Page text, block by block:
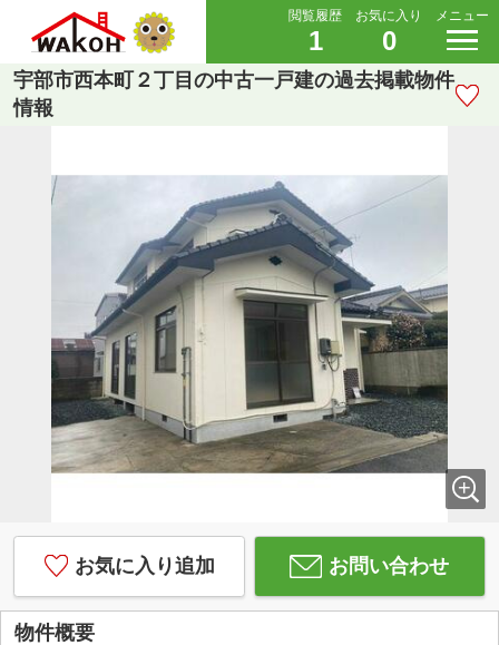
閲覧履歴
1
お気に入り
0
メニュー
宇部市西本町２丁目の中古一戸建の過去掲載物件
情報
お気に入り追加 お問い合わせ
物件概要